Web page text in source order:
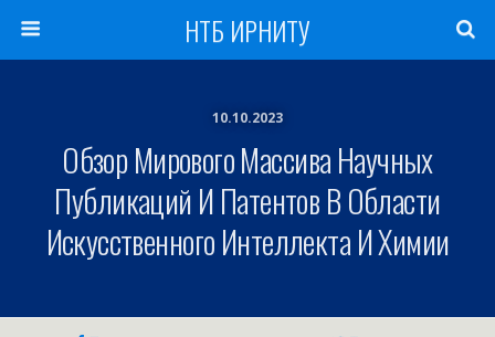
НТБ ИРНИТУ
10.10.2023
Обзор Мирового Массива Научных
Публикаций И Патентов В Области
Искусственного Интеллекта И Химии